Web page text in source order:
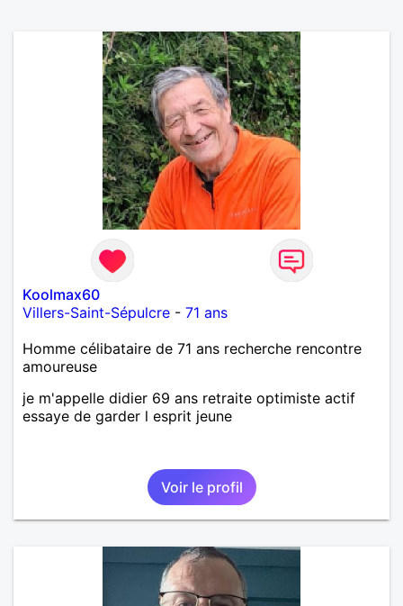
Koolmax60
Villers-Saint-Sépulcre - 71 ans
Homme célibataire de 71 ans recherche rencontre
amoureuse
je m'appelle didier 69 ans retraite optimiste actif
essaye de garder l esprit jeune
Voir le profil